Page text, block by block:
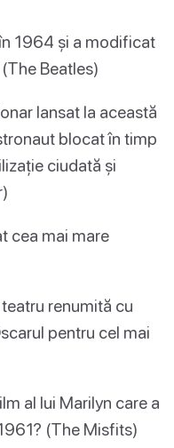
1964 și a modificat
Beatles)
lansat la această
blocat în timp
ciudată și
cea mai mare
renumită cu
pentru cel mai
al lui Marilyn care a
(The Misfits)